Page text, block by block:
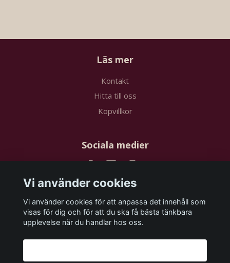
Läs mer
Kontakt
Hitta till oss
Köpvillkor
Sociala medier
Prenumerera på vårt nyhetsbrev
Vi använder cookies
Vi använder cookies för att anpassa det innehåll som
visas för dig och för att du ska få bästa tänkbara
upplevelse när du handlar hos oss.